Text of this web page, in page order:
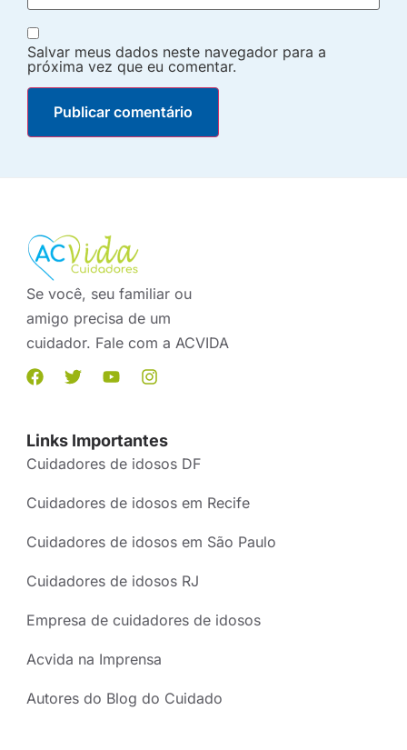
Salvar meus dados neste navegador para a
próxima vez que eu comentar.
Se você, seu familiar ou
amigo precisa de um
cuidador. Fale com a ACVIDA
Links Importantes
Cuidadores de idosos DF
Cuidadores de idosos em Recife
Cuidadores de idosos em São Paulo
Cuidadores de idosos RJ
Empresa de cuidadores de idosos
Acvida na Imprensa
Autores do Blog do Cuidado